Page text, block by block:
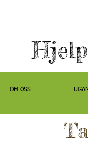
OM OSS